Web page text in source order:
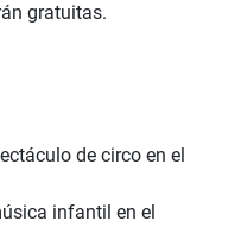
gratuitas.
de circo en el
infantil en el